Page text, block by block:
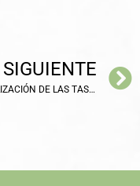
SIGUIENTE
ACTUALIZACIÓN DE LAS TASAS PARA DEPURACIÓN DE AGUAS